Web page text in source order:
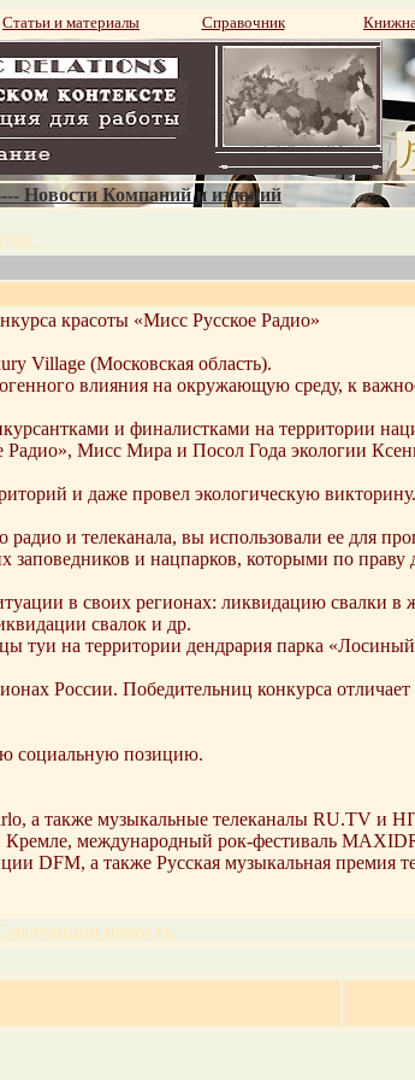
Статьи и материалы Справочник
Новости Компаний и изданий
красоты «Мисс Русское Радио»
Village (Московская область).
влияния на окружающую среду, к
и финалистками на территории
Радио», Мисс Мира и Посол Года экологии
и даже провел экологическую
и телеканала, вы использовали ее для
и нацпарков, которыми по праву
в своих регионах: ликвидацию свалки в
свалок и др.
туи на территории дендрария парка
России. Победительниц конкурса отличает
социальную позицию.
а также музыкальные телеканалы RU.TV и
международный рок-фестиваль
DFM, а также Русская музыкальная премия
новость